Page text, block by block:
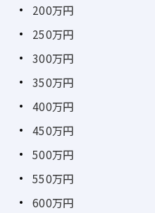
200万円
250万円
300万円
350万円
400万円
450万円
500万円
550万円
600万円